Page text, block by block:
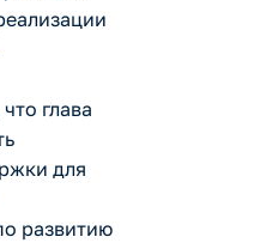
глава
для
развитию